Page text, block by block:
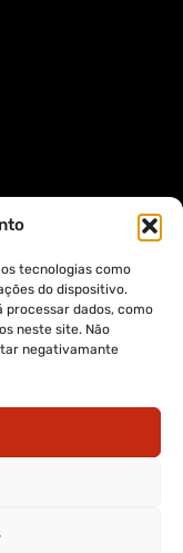
tecnologias como
do dispositivo.
processar dados, como
neste site. Não
negativamante